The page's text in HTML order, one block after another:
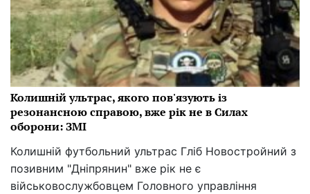
Колишній ультрас, якого пов'язують із
резонансною справою, вже рік не в Силах
оборони: ЗМІ
Колишній футбольний ультрас Гліб Новостройний з
позивним "Дніпрянин" вже рік не є
військовослужбовцем Головного управління